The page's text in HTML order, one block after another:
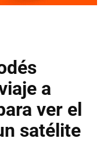
a
ver el
satélite